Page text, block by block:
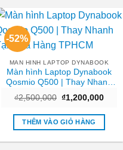
-52%
MAN HINH LAPTOP DYNABOOK
Màn hình Laptop Dynabook
Qosmio Q500 | Thay Nhanh
₫2,500,000 Giá
là:
₫2,500,000.
₫1,200,000Giá
tại
THÊM VÀO GIỎ HÀNG